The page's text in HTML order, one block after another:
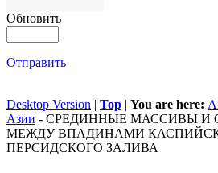
Обновить
Отправить
Desktop Version | Top | You are here:
Азии - СРЕДИННЫЕ МАССИВЫ И
МЕЖДУ ВПАДИНАМИ
ПЕРСИДСКОГО ЗАЛИВА